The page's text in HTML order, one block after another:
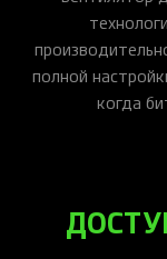
полной
когда